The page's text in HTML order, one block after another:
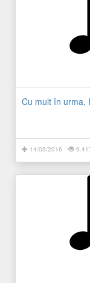
Cu mult în urma,
14/03/2016